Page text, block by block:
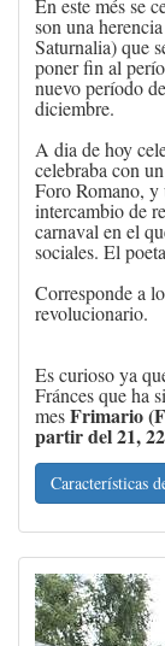
En este més se
son una
Saturnalia) que
poner fin al
nuevo período
diciembre.
A dia de hoy
celebraba con
Foro Romano, y
intercambio de
carnaval en el
sociales.​ El
​Corresponde a
revolucionario.
Es curioso ya
Fránces que ha
mesFrimario
partir del 21,
Características